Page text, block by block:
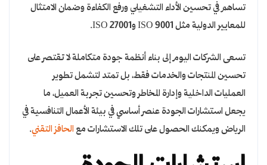
تساهم في تحسين الأداء التشغيلي ورفع الكفاءة وضمان الامتثال
للمعايير الدولية مثل ISO 9001 وISO 27001.
تسعى الشركات اليوم إلى بناء أنظمة جودة متكاملة لا تقتصر على
تحسين المنتجات والخدمات فقط، بل تمتد لتشمل تطوير
العمليات الداخلية وإدارة المخاطر وتحسين تجربة العميل، ما
يجعل استشارات الجودة عنصر أساسي في بيئة الأعمال التنافسية في
الرياض ويمكنك الحصول على تلك الاستشارات مع الحافز التقني.